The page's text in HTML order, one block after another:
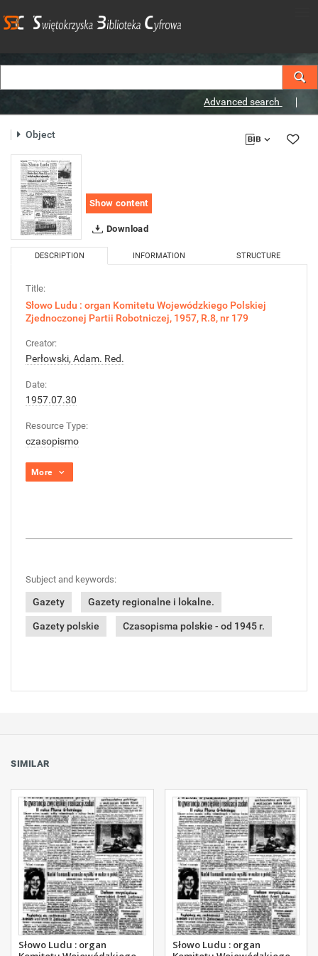
Advanced search
Object
Show content
Download
DESCRIPTION INFORMATION STRUCTURE
Title:
Słowo Ludu : organ Komitetu Wojewódzkiego Polskiej
Zjednoczonej Partii Robotniczej, 1957, R.8, nr 179
Creator:
Perłowski, Adam. Red.
Date:
1957.07.30
Resource Type:
czasopismo
More
Subject and keywords:
Gazety Gazety regionalne i lokalne.
Gazety polskie Czasopisma polskie - od 1945 r.
SIMILAR
Słowo Ludu : organ
Słowo Ludu : organ